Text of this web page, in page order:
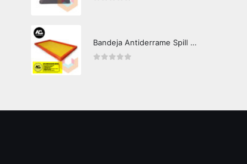
Bandeja Antiderrame Spill Barrier 160 litros Certificada